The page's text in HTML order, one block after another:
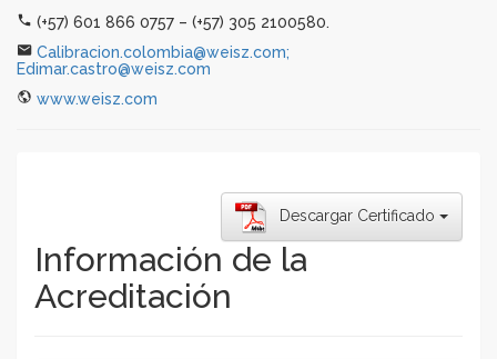
(+57) 601 866 0757 – (+57) 305 2100580.
Calibracion.colombia@weisz.com;
Edimar.castro@weisz.com
www.weisz.com
Descargar Certificado
Información de la
Acreditación